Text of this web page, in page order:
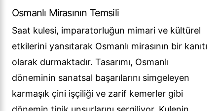
Osmanlı Mirasının Temsili
Saat kulesi, imparatorluğun mimari ve kültürel
etkilerini yansıtarak Osmanlı mirasının bir kanıtı
olarak durmaktadır. Tasarımı, Osmanlı
döneminin sanatsal başarılarını simgeleyen
karmaşık çini işçiliği ve zarif kemerler gibi